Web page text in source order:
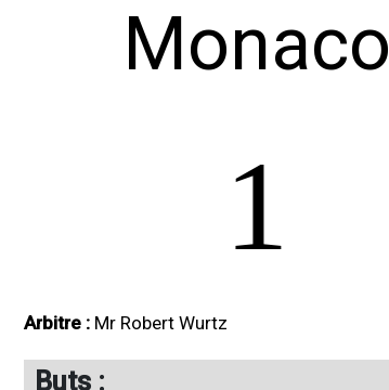
Monaco
1
Arbitre : Mr Robert Wurtz
Buts :